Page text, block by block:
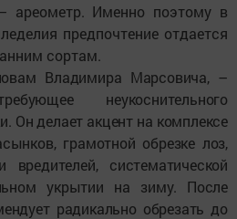
ареометр. Именно поэтому в
предпочтение отдается
сортам.
Владимира Марсовича, –
неукоснительного
Он делает акцент на комплексе
грамотной обрезке лоз,
систематической
укрытии на зиму. После
радикально обрезать до